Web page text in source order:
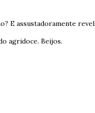
E assustadoramente
agridoce. Beijos.